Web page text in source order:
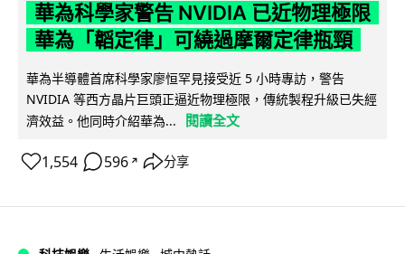
華為科學家警告 NVIDIA 已近物理極限
華為「韜定律」可繞過摩爾定律瓶頸
華為半導體首席科學家廖恒罕見接受近 5 小時專訪，警告
NVIDIA 等西方晶片巨頭正逼近物理極限，傳統製程升級已失經
濟效益。他同時介紹華為...
閱讀全文
1,554 596 ↗ 分享